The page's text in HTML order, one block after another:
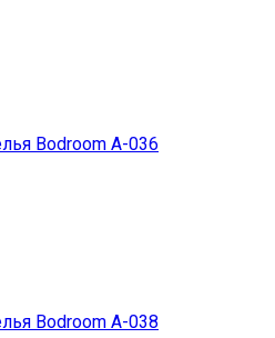
Bodroom A-036
Bodroom A-038